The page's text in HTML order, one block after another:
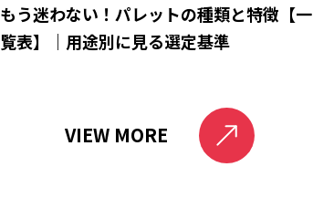
もう迷わない！パレットの種類と特徴【一
覧表】｜用途別に見る選定基準
VIEW MORE